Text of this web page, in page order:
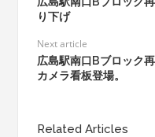
り下げ
Next article
広島駅南口Bブロック
カメラ看板登場。
Related Articles